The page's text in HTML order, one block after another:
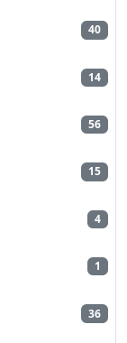
40
14
56
15
4
1
36